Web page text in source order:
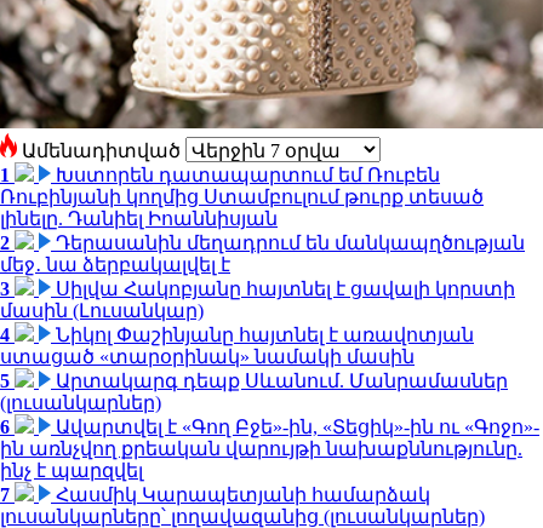
Ամենադիտված
1
Խստորեն դատապարտում եմ Ռուբեն
Ռուբինյանի կողմից Ստամբուլում թուրք տեսած
լինելը. Դանիել Իոաննիսյան
2
Դերասանին մեղադրում են մանկապղծության
մեջ․ նա ձերբակալվել է
3
Սիլվա Հակոբյանը հայտնել է ցավալի կորստի
մասին (Լուսանկար)
4
Նիկոլ Փաշինյանը հայտնել է առավոտյան
ստացած «տարօրինակ» նամակի մասին
5
Արտակարգ դեպք Սևանում. Մանրամասներ
(լուսանկարներ)
6
Ավարտվել է «Գող Բջե»-ին, «Տեցիկ»-ին ու «Գոջո»-
ին առնչվող քրեական վարույթի նախաքննությունը.
ինչ է պարզվել
7
Հասմիկ Կարապետյանի համարձակ
լուսանկարները՝ լողավազանից (լուսանկարներ)